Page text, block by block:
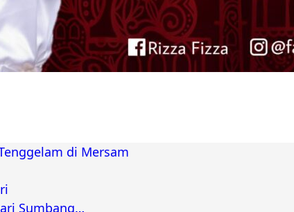
di Mersam
Sumbang…